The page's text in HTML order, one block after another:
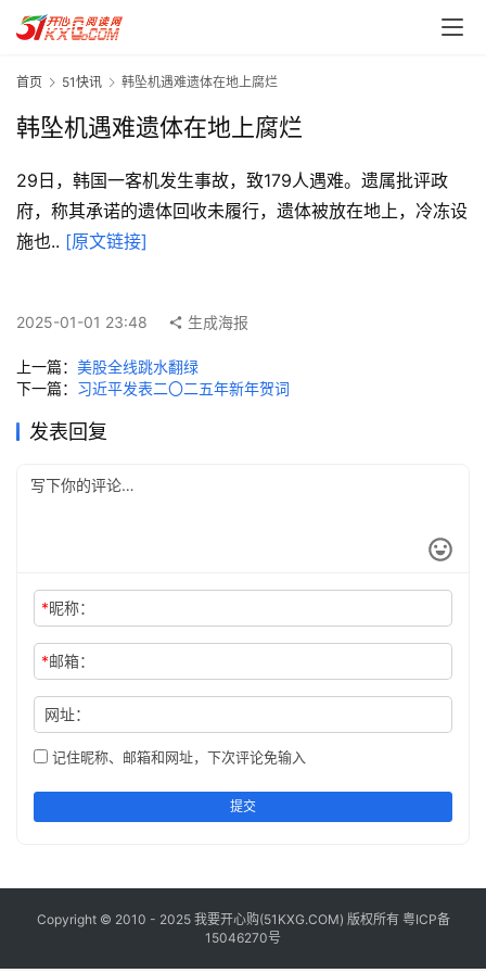
首
页
日
一
读
实
工
问
用
址
首页 51快讯 韩坠机遇难遗体在地上腐烂
韩坠机遇难遗体在地上腐烂
29日，韩国一客机发生事故，致179人遇难。遗属批评政
府，称其承诺的遗体回收未履行，遗体被放在地上，冷冻设
施也.. [原文链接]
2025-01-01 23:48 生成海报
上一篇： 美股全线跳水翻绿
下一篇： 习近平发表二〇二五年新年贺词
发表回复
*昵称：
*邮箱：
网址：
记住昵称、邮箱和网址，下次评论免输入
提交
Copyright © 2010 - 2025 我要开心购(51KXG.COM) 版权所有 粤ICP备
15046270号